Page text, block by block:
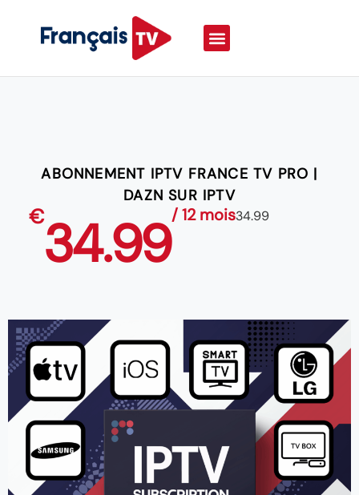
ABONNEMENT IPTV FRANCE TV PRO |
DAZN SUR IPTV
€34.99/ 12 mois34.99